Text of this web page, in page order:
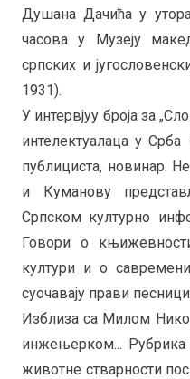
Душана Дачића у
часова у Музеју
српских и
1931).
У интервјуу броја за
интелектуалаца у
публициста, новинар.
и Куманову
Српском културно
Говори о
култури и о
суочавају прави
Изблиза са Милом
инжењерком...
животне стварности